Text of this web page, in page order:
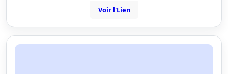
Voir l'Lien